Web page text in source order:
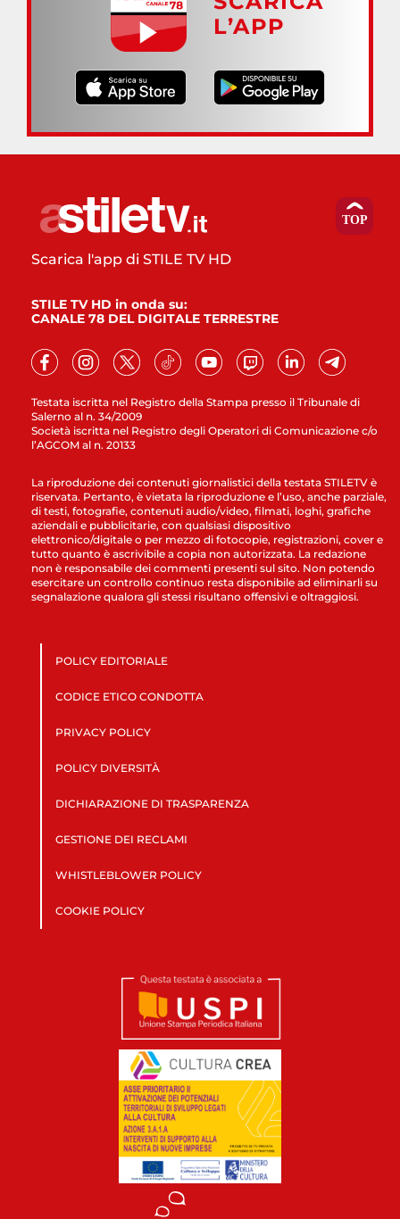
L’APP
Testata iscritta nel Registro della Stampa presso il Tribunale di
Salerno al n. 34/2009
Società iscritta nel Registro degli Operatori di Comunicazione c/o
l’AGCOM al n. 20133
Scarica l'app di STILE TV HD
STILE TV HD in onda su:
CANALE 78 DEL DIGITALE TERRESTRE
La riproduzione dei contenuti giornalistici della testata STILETV è
riservata. Pertanto, è vietata la riproduzione e l’uso, anche parziale,
di testi, fotografie, contenuti audio/video, filmati, loghi, grafiche
aziendali e pubblicitarie, con qualsiasi dispositivo
elettronico/digitale o per mezzo di fotocopie, registrazioni, cover e
tutto quanto è ascrivibile a copia non autorizzata. La redazione
non è responsabile dei commenti presenti sul sito. Non potendo
esercitare un controllo continuo resta disponibile ad eliminarli su
segnalazione qualora gli stessi risultano offensivi e oltraggiosi.
POLICY EDITORIALE
CODICE ETICO CONDOTTA
PRIVACY POLICY
POLICY DIVERSITÀ
DICHIARAZIONE DI TRASPARENZA
GESTIONE DEI RECLAMI
WHISTLEBLOWER POLICY
COOKIE POLICY